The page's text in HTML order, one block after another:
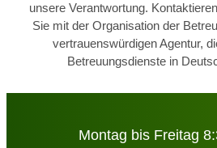
unsere Verantwortung.
Sie mit der Organisation der
vertrauenswürdigen Agentur,
Betreuungsdienste in
Montag bis Freitag